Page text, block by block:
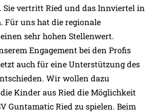
Sie vertritt Ried und das Innviertel in
Für uns hat die regionale
sehr hohen Stellenwert.
Engagement bei den Profis
auch für eine Unterstützung des
Wir wollen dazu
Kinder aus Ried die Möglichkeit
Guntamatic Ried zu spielen. Beim